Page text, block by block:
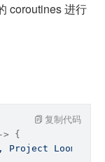
coroutines 进行
> {
Project Loom!"
复制代码